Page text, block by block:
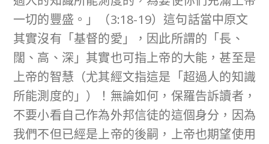
一切的豐盛。」（3:18-19）這句話當中原文
其實沒有「基督的愛」，因此所謂的「長、
闊、高、深」其實也可指上帝的大能，甚至是
上帝的智慧（尤其經文指這是「超過人的知識
所能測度的」）！無論如何，保羅告訴讀者，
不要小看自己作為外邦信徒的這個身分，因為
我們不但已經是上帝的後嗣，上帝也期望使用